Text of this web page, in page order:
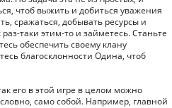
чтоб выжить и добиться уважения
сражаться, добывать ресурсы и
таки этим-то и займетесь. Станьте
обеспечить своему клану
благосклонности Одина, чтоб
его в этой игре в целом можно
само собой. Например, главной